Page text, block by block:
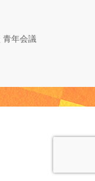
年会議